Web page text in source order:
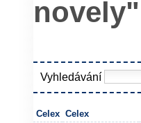
novely"
Vyhledávání
Celex Celex